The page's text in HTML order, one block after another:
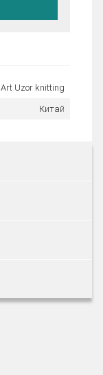
Art Uzor knitting
Китай